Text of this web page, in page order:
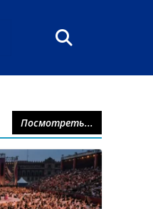
Посмотреть...